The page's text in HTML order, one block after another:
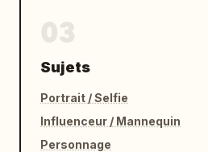
Sujets
Portrait / Selfie
Influenceur / Mannequin
Personnage